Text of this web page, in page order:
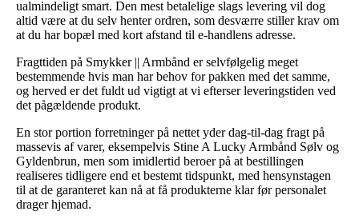
ualmindeligt smart. Den mest betalelige slags levering vil dog
altid være at du selv henter ordren, som desværre stiller krav om
at du har bopæl med kort afstand til e-handlens adresse.
Fragttiden på Smykker || Armbånd er selvfølgelig meget
bestemmende hvis man har behov for pakken med det samme,
og herved er det fuldt ud vigtigt at vi efterser leveringstiden ved
det pågældende produkt.
En stor portion forretninger på nettet yder dag-til-dag fragt på
massevis af varer, eksempelvis Stine A Lucky Armbånd Sølv og
Gyldenbrun, men som imidlertid beroer på at bestillingen
realiseres tidligere end et bestemt tidspunkt, med hensynstagen
til at de garanteret kan nå at få produkterne klar før personalet
drager hjemad.